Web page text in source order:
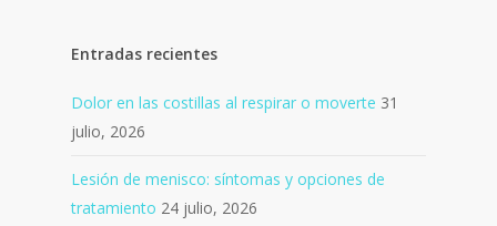
Entradas recientes
Dolor en las costillas al respirar o moverte 31
julio, 2026
Lesión de menisco: síntomas y opciones de
tratamiento 24 julio, 2026